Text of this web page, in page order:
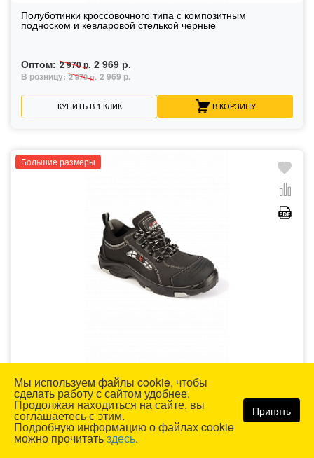
Полуботинки кроссовочного типа с композитным
подноском и кевларовой стелькой черные
Оптом: 2 970 р. 2 969 р.
В розницу: 2 970 р. 2 969 р.
КУПИТЬ В 1 КЛИК В КОРЗИНУ
Большие размеры
Полуботинки ЮНИОНСПЕЙС с композитным подноском и
кевларовой стелькой черные
Оптом:5 895 р.
В розницу:6 999 р. 6 995 р.
Мы используем файлы cookie, чтобы
сделать работу с сайтом удобнее.
Продолжая находиться на сайте, вы
соглашаетесь с этим.
Подробную информацию о файлах cookie
можно прочитатьздесь.
Принять